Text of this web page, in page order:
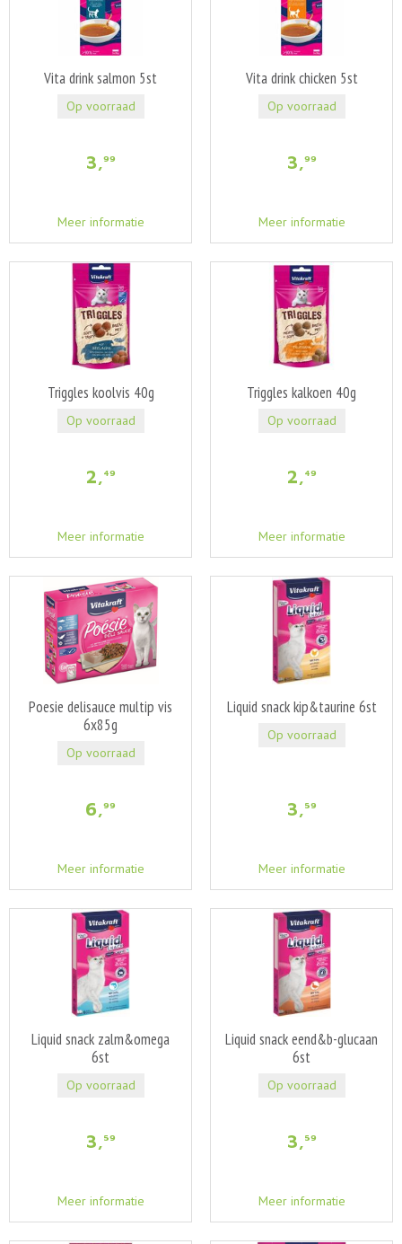
Vita drink salmon 5st
3,99
Meer informatie
Op voorraad
Vita drink chicken 5st
3,99
Meer informatie
Op voorraad
Triggles koolvis 40g
2,49
Meer informatie
Op voorraad
Triggles kalkoen 40g
2,49
Meer informatie
Op voorraad
Poesie delisauce multip vis
6x85g
6,99
Meer informatie
Op voorraad
Liquid snack kip&taurine 6st
3,59
Meer informatie
Op voorraad
Liquid snack zalm&omega
6st
3,59
Meer informatie
Op voorraad
Liquid snack eend&b-glucaan
6st
3,59
Meer informatie
Op voorraad